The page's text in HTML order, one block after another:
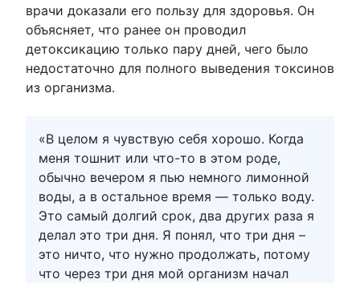
врачи доказали его пользу для здоровья. Он
объясняет, что ранее он проводил
детоксикацию только пару дней, чего было
недостаточно для полного выведения токсинов
из организма.
«В целом я чувствую себя хорошо. Когда
меня тошнит или что-то в этом роде,
обычно вечером я пью немного лимонной
воды, а в остальное время — только воду.
Это самый долгий срок, два других раза я
делал это три дня. Я понял, что три дня –
это ничто, что нужно продолжать, потому
что через три дня мой организм начал